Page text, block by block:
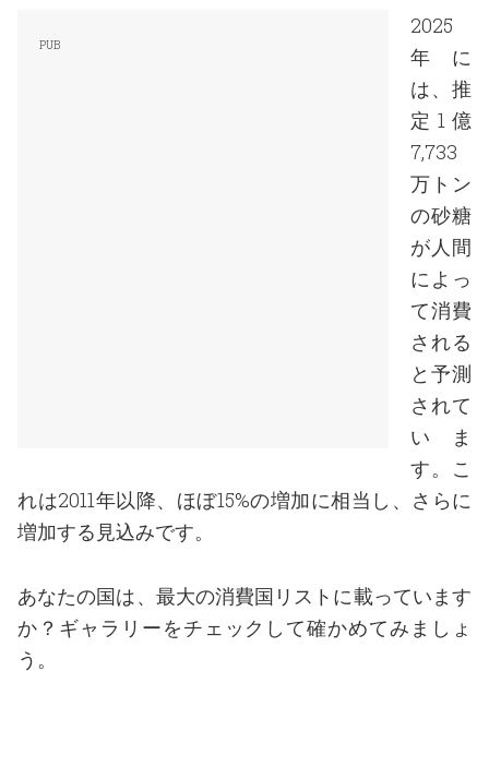
2025
年に
は、推
定1億
7,733
万トン
の砂糖
が人間
によっ
て消費
される
と予測
されて
いま
す。こ
れは2011年以降、ほぼ15%の増加に相当し、さらに
増加する見込みです。
あなたの国は、最大の消費国リストに載っています
か？ギャラリーをチェックして確かめてみましょ
う。